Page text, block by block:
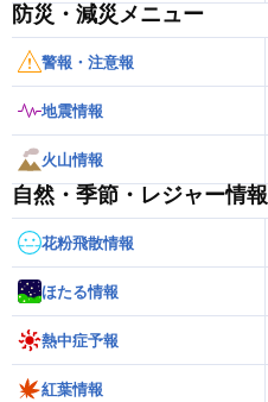
防災・減災メニュー
警報・注意報
地震情報
火山情報
自然・季節・レジャー情報
花粉飛散情報
ほたる情報
熱中症予報
紅葉情報